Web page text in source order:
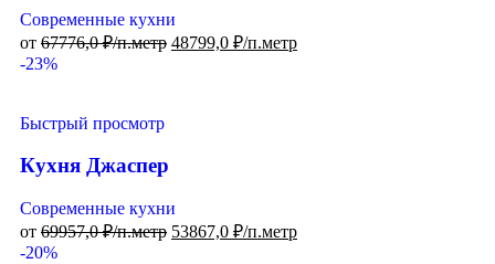
Современные кухни
от 67776,0₽/п.метр 48799,0 ₽/п.метр
-23%
Быстрый просмотр
Кухня Джаспер
Современные кухни
от 69957,0₽/п.метр 53867,0 ₽/п.метр
-20%